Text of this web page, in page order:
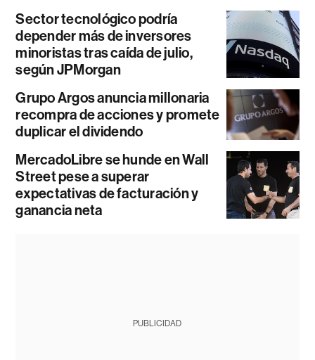
Sector tecnológico podría
depender más de inversores
minoristas tras caída de julio,
según JPMorgan
Grupo Argos anuncia millonaria
recompra de acciones y promete
duplicar el dividendo
MercadoLibre se hunde en Wall
Street pese a superar
expectativas de facturación y
ganancia neta
PUBLICIDAD